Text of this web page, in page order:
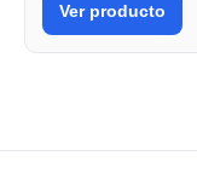
Ver producto